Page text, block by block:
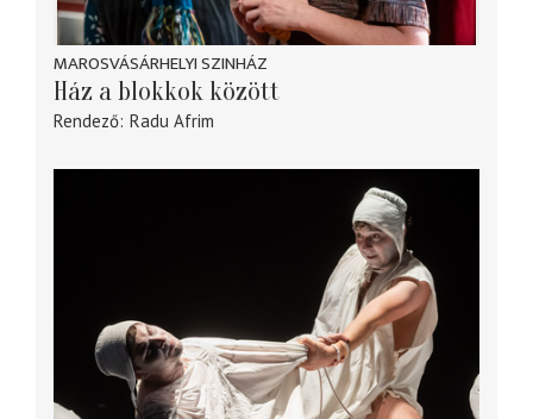
MAROSVÁSÁRHELYI SZINHÁZ
Ház a blokkok között
Rendező Radu Afrim